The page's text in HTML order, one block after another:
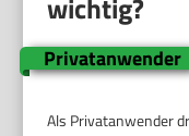
wichtig?
Privatanwender
Als Privatanwender